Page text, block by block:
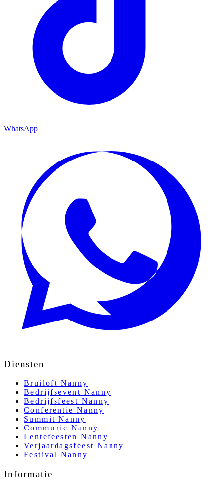
WhatsApp
Diensten
Bruiloft Nanny
Bedrijfsevent Nanny
Bedrijfsfeest Nanny
Conferentie Nanny
Summit Nanny
Communie Nanny
Lentefeesten Nanny
Verjaardagsfeest Nanny
Festival Nanny
Informatie